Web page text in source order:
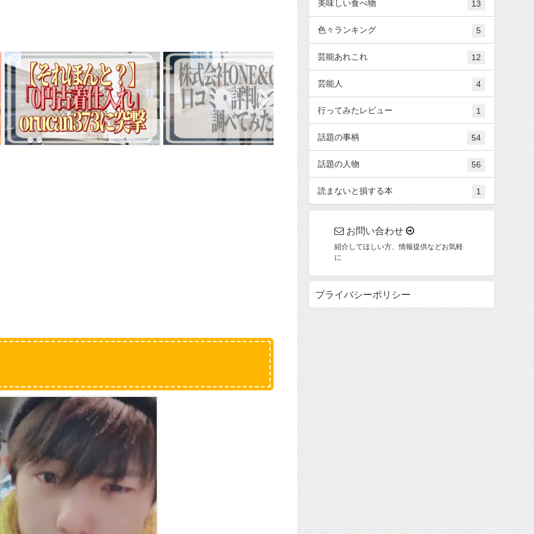
美味しい食べ物 13
色々ランキング 5
芸能あれこれ 12
芸能人 4
行ってみたレビュー 1
話題の事柄 54
話題の人物 56
読まないと損する本 1
お問い合わせ
紹介してほしい方、情報提供などお気軽
に
プライバシーポリシー